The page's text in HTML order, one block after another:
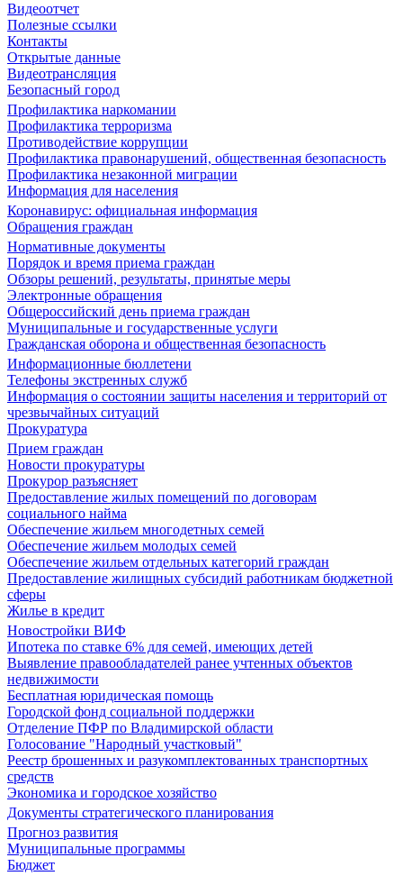
Видеоотчет
Полезные ссылки
Контакты
Открытые данные
Видеотрансляция
Безопасный город
Профилактика наркомании
Профилактика терроризма
Противодействие коррупции
Профилактика правонарушений, общественная безопасность
Профилактика незаконной миграции
Информация для населения
Коронавирус: официальная информация
Обращения граждан
Нормативные документы
Порядок и время приема граждан
Обзоры решений, результаты, принятые меры
Электронные обращения
Общероссийский день приема граждан
Муниципальные и государственные услуги
Гражданская оборона и общественная безопасность
Информационные бюллетени
Телефоны экстренных служб
Информация о состоянии защиты населения и территорий от
чрезвычайных ситуаций
Прокуратура
Прием граждан
Новости прокуратуры
Прокурор разъясняет
Предоставление жилых помещений по договорам
социального найма
Обеспечение жильем многодетных семей
Обеспечение жильем молодых семей
Обеспечение жильем отдельных категорий граждан
Предоставление жилищных субсидий работникам бюджетной
сферы
Жилье в кредит
Новостройки ВИФ
Ипотека по ставке 6% для семей, имеющих детей
Выявление правообладателей ранее учтенных объектов
недвижимости
Бесплатная юридическая помощь
Городской фонд социальной поддержки
Отделение ПФР по Владимирской области
Голосование "Народный участковый"
Реестр брошенных и разукомплектованных транспортных
средств
Экономика и городское хозяйство
Документы стратегического планирования
Прогноз развития
Муниципальные программы
Бюджет